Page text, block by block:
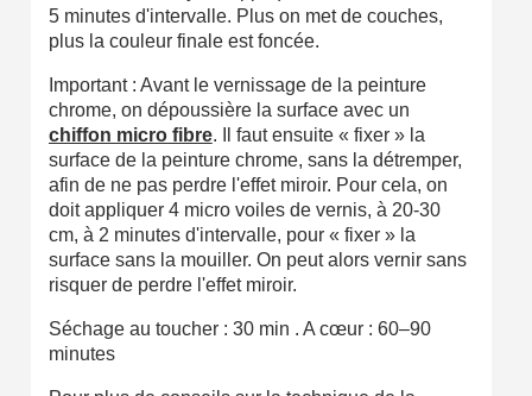
5 minutes d'intervalle. Plus on met de couches,
plus la couleur finale est foncée.
Important : Avant le vernissage de la peinture
chrome, on dépoussière la surface avec un
chiffon micro fibre. Il faut ensuite « fixer » la
surface de la peinture chrome, sans la détremper,
afin de ne pas perdre l'effet miroir. Pour cela, on
doit appliquer 4 micro voiles de vernis, à 20-30
cm, à 2 minutes d'intervalle, pour « fixer » la
surface sans la mouiller. On peut alors vernir sans
risquer de perdre l'effet miroir.
Séchage au toucher : 30 min . A cœur : 60–90
minutes